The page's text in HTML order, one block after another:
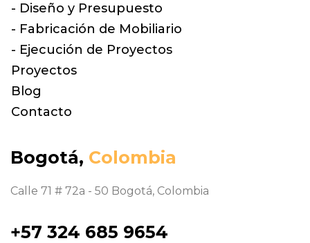
- Diseño y Presupuesto
- Fabricación de Mobiliario
- Ejecución de Proyectos
Proyectos
Blog
Contacto
Bogotá, Colombia
Calle 71 # 72a - 50 Bogotá, Colombia
+57 324 685 9654